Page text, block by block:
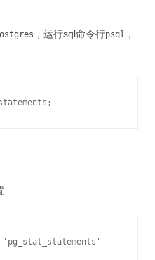
，运行sql命令行psql ，